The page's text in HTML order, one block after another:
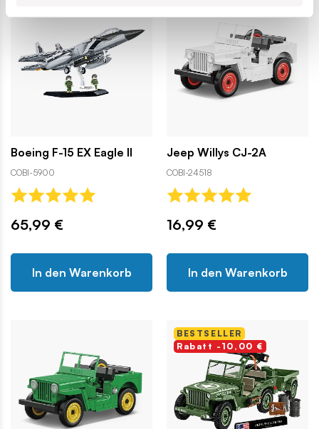
Boeing F-15 EX Eagle II
COBI-5900
65,99 €
In den Warenkorb
Jeep Willys CJ-2A
COBI-24518
16,99 €
In den Warenkorb
BESTSELLER
Rabatt -10,00 €